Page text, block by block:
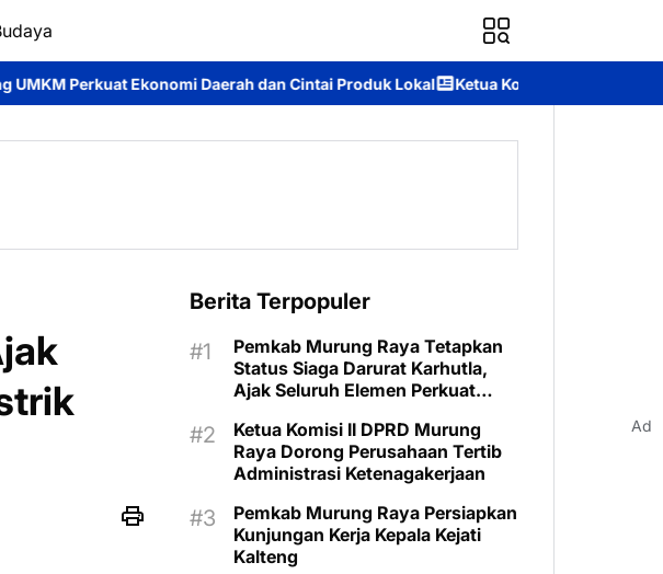
Daerah dan Cintai Produk Lokal Ketua Komisi II DPRD Murung Raya: Apresiasi
Berita Terpopuler
Pemkab Murung Raya Tetapkan
Status Siaga Darurat Karhutla,
Ajak Seluruh Elemen Perkuat
Ketua Komisi II DPRD Murung
Raya Dorong Perusahaan Tertib
Administrasi Ketenagakerjaan
Pemkab Murung Raya Persiapkan
Kunjungan Kerja Kepala Kejati
Kalteng
Ad